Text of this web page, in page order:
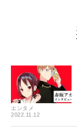
エンタメ
2022.11.12